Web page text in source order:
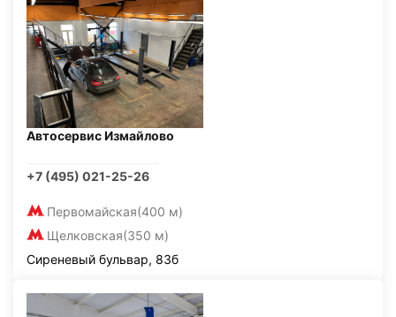
Автосервис Измайлово
+7 (495) 021-25-26
Первомайская(400 м)
Щелковская(350 м)
Сиреневый бульвар, 83б